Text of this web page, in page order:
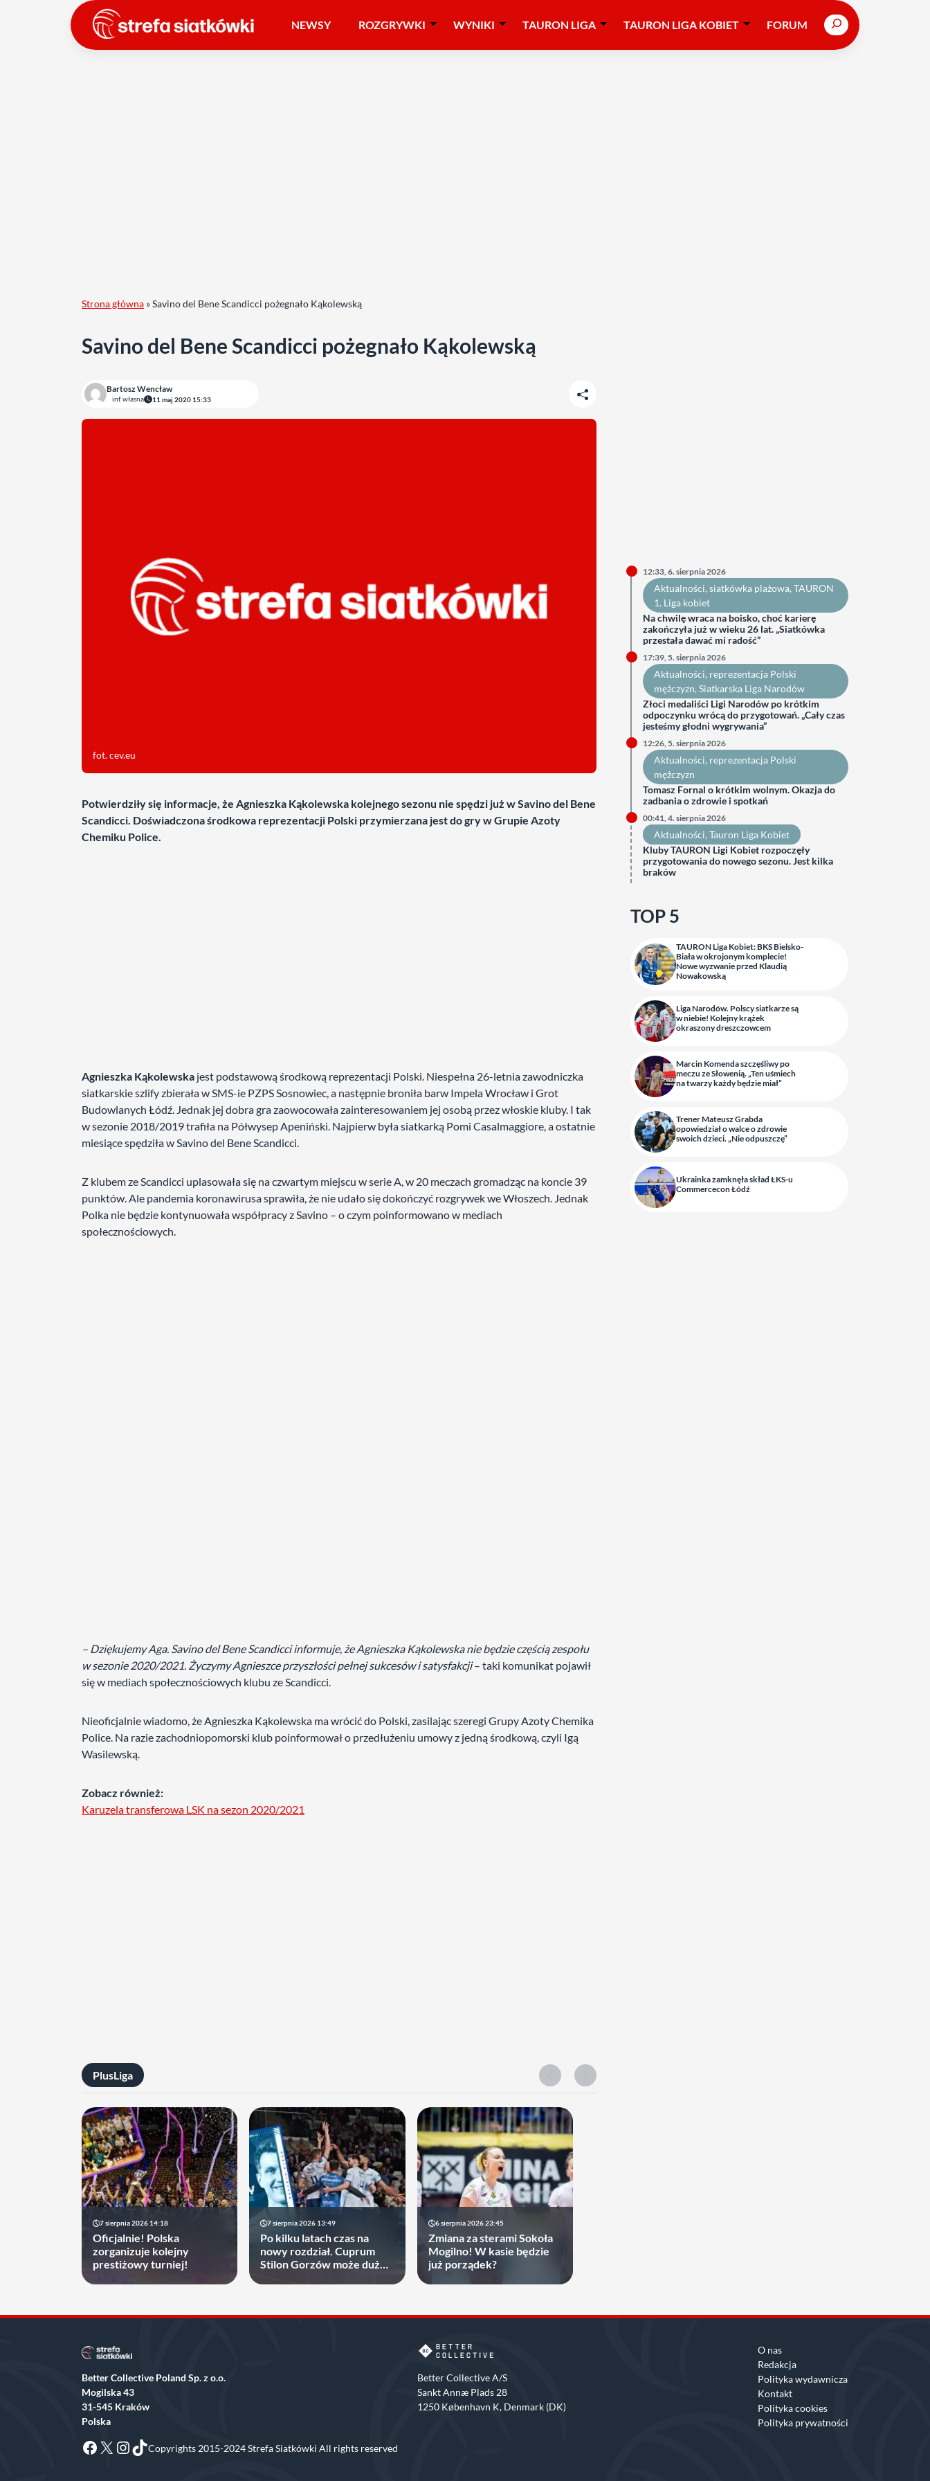
NEWSY ROZGRYWKI WYNIKI TAURON LIGA TAURON LIGA KOBIET FORUM Search
Strona główna »Savino del Bene Scandicci pożegnało Kąkolewską
Savino del Bene Scandicci pożegnało Kąkolewską
Bartosz Wencław
inf. własna 11 maj 2020 15:33
fot. cev.eu
Potwierdziły się informacje, że Agnieszka Kąkolewska kolejnego sezonu nie spędzi już w Savino del Bene
Scandicci. Doświadczona środkowa reprezentacji Polski przymierzana jest do gry w Grupie Azoty
Chemiku Police.
Agnieszka Kąkolewska jest podstawową środkową reprezentacji Polski. Niespełna 26-letnia zawodniczka
siatkarskie szlify zbierała w SMS-ie PZPS Sosnowiec, a następnie broniła barw Impela Wrocław i Grot
Budowlanych Łódź. Jednak jej dobra gra zaowocowała zainteresowaniem jej osobą przez włoskie kluby. I tak
w sezonie 2018/2019 trafiła na Półwysep Apeniński. Najpierw była siatkarką Pomi Casalmaggiore, a ostatnie
miesiące spędziła w Savino del Bene Scandicci.
Z klubem ze Scandicci uplasowała się na czwartym miejscu w serie A, w 20 meczach gromadząc na koncie 39
punktów. Ale pandemia koronawirusa sprawiła, że nie udało się dokończyć rozgrywek we Włoszech. Jednak
Polka nie będzie kontynuowała współpracy z Savino – o czym poinformowano w mediach
społecznościowych.
– Dziękujemy Aga. Savino del Bene Scandicci informuje, że Agnieszka Kąkolewska nie będzie częścią zespołu
w sezonie 2020/2021. Życzymy Agnieszce przyszłości pełnej sukcesów i satysfakcji– taki komunikat pojawił
się w mediach społecznościowych klubu ze Scandicci.
Nieoficjalnie wiadomo, że Agnieszka Kąkolewska ma wrócić do Polski, zasilając szeregi Grupy Azoty Chemika
Police. Na razie zachodniopomorski klub poinformował o przedłużeniu umowy z jedną środkową, czyli Igą
Wasilewską.
Zobacz również:
Karuzela transferowa LSK na sezon 2020/2021
PlusLiga
7 sierpnia 2026 14:18
Oficjalnie! Polska
zorganizuje kolejny
prestiżowy turniej!
7 sierpnia 2026 13:49
Po kilku latach czas na
nowy rozdział. Cuprum
Stilon Gorzów może dużo
6 sierpnia 2026 23:45
Zmiana za sterami Sokoła
Mogilno! W kasie będzie
już porządek?
12:33, 6. sierpnia 2026
Aktualności, siatkówka plażowa, TAURON
1. Liga kobiet
Na chwilę wraca na boisko, choć karierę
zakończyła już w wieku 26 lat. „Siatkówka
przestała dawać mi radość”
17:39, 5. sierpnia 2026
Aktualności, reprezentacja Polski
mężczyzn, Siatkarska Liga Narodów
Złoci medaliści Ligi Narodów po krótkim
odpoczynku wrócą do przygotowań. „Cały czas
jesteśmy głodni wygrywania”
12:26, 5. sierpnia 2026
Aktualności, reprezentacja Polski
mężczyzn
Tomasz Fornal o krótkim wolnym. Okazja do
zadbania o zdrowie i spotkań
00:41, 4. sierpnia 2026
Aktualności, Tauron Liga Kobiet
Kluby TAURON Ligi Kobiet rozpoczęły
przygotowania do nowego sezonu. Jest kilka
braków
TOP 5
TAURON Liga Kobiet: BKS Bielsko-
Biała w okrojonym komplecie!
Nowe wyzwanie przed Klaudią
Nowakowską
Liga Narodów. Polscy siatkarze są
w niebie! Kolejny krążek
okraszony dreszczowcem
Marcin Komenda szczęśliwy po
meczu ze Słowenią. „Ten uśmiech
na twarzy każdy będzie miał”
Trener Mateusz Grabda
opowiedział o walce o zdrowie
swoich dzieci. „Nie odpuszczę”
Ukrainka zamknęła skład ŁKS-u
Commercecon Łódź
Better Collective Poland Sp. z o.o.
Mogilska 43
31-545 Kraków
Polska
Better Collective A/S
Sankt Annæ Plads 28
1250 København K, Denmark (DK)
O nas
Redakcja
Polityka wydawnicza
Kontakt
Polityka cookies
Polityka prywatności
Facebook
X Instagram
TikTok
Copyrights 2015-2024 Strefa Siatkówki All rights reserved